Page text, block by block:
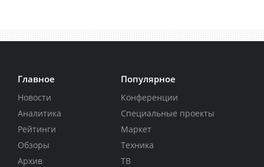
Главное
Новости
Аналитика
Рейтинги
Обзоры
Архив
Популярное
Конференции
Специальные проекты
Маркет
Техника
ТВ